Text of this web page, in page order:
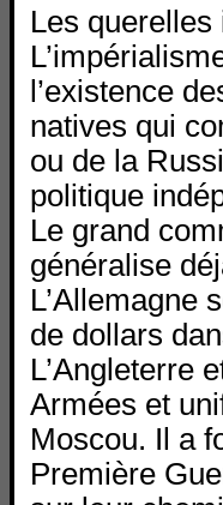
Les querelles
l’existence
natives qui
ou de la
politique
Le grand
généralise
L’Allemagne
de dollars
L’Angleterre
Armées et
Moscou. Il a
Première